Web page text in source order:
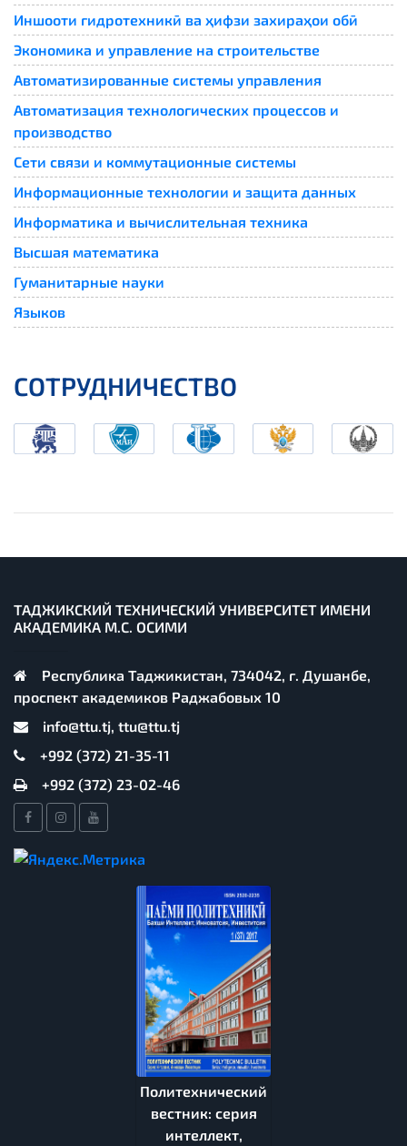
Иншооти гидротехникӣ ва ҳифзи захираҳои обӣ
Экономика и управление на строительстве
Автоматизированные системы управления
Автоматизация технологических процессов и
производство
Сети связи и коммутационные системы
Информационные технологии и защита данных
Информатика и вычислительная техника
Высшая математика
Гуманитарные науки
Языков
СОТРУДНИЧЕСТВО
ТАДЖИКСКИЙ ТЕХНИЧЕСКИЙ УНИВЕРСИТЕТ ИМЕНИ
АКАДЕМИКА М.С. ОСИМИ
Республика Таджикистан, 734042, г. Душанбе,
проспект академиков Раджабовых 10
info@ttu.tj, ttu@ttu.tj
+992 (372) 21-35-11
+992 (372) 23-02-46
Политехнический
вестник: серия
интеллект,